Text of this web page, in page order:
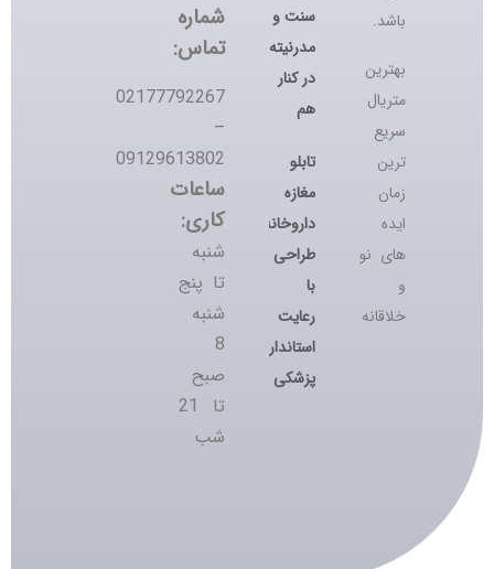
باشد.
بهترین
متریال
سریع
ترین
زمان
ایده
های نو
و
خلاقانه
سنت و
مدرنیته
در کنار
هم
تابلو
مغازه
داروخانه؛
طراحی
با
رعایت
استانداردهای
پزشکی
شماره
تماس:
02177792267
–
09129613802
ساعات
کاری:
شنبه
تا پنج
شنبه
8
صبح
تا 21
شب